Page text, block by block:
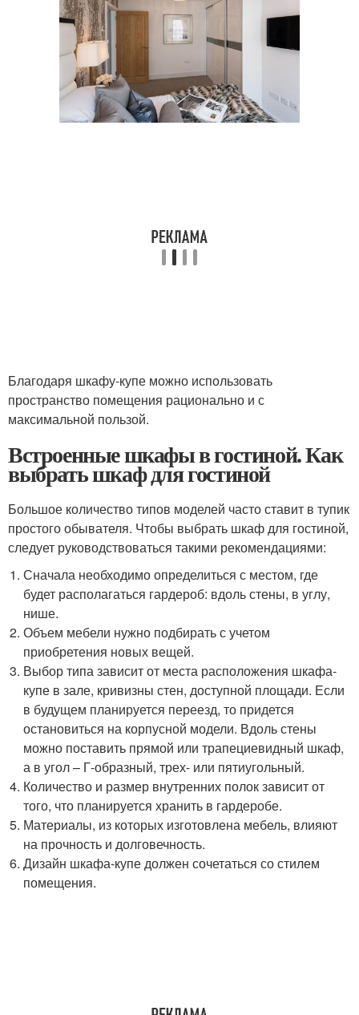
Благодаря шкафу-купе можно использовать
пространство помещения рационально и с
максимальной пользой.
Встроенные шкафы в гостиной. Как
выбрать шкаф для гостиной
Большое количество типов моделей часто ставит в тупик
простого обывателя. Чтобы выбрать шкаф для гостиной,
следует руководствоваться такими рекомендациями:
Сначала необходимо определиться с местом, где
будет располагаться гардероб: вдоль стены, в углу,
нише.
Объем мебели нужно подбирать с учетом
приобретения новых вещей.
Выбор типа зависит от места расположения шкафа-
купе в зале, кривизны стен, доступной площади. Если
в будущем планируется переезд, то придется
остановиться на корпусной модели. Вдоль стены
можно поставить прямой или трапециевидный шкаф,
а в угол – Г-образный, трех- или пятиугольный.
Количество и размер внутренних полок зависит от
того, что планируется хранить в гардеробе.
Материалы, из которых изготовлена мебель, влияют
на прочность и долговечность.
Дизайн шкафа-купе должен сочетаться со стилем
помещения.